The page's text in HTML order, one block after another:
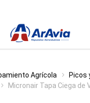
Agrícola
Picos
Micronair Tapa Ciega de